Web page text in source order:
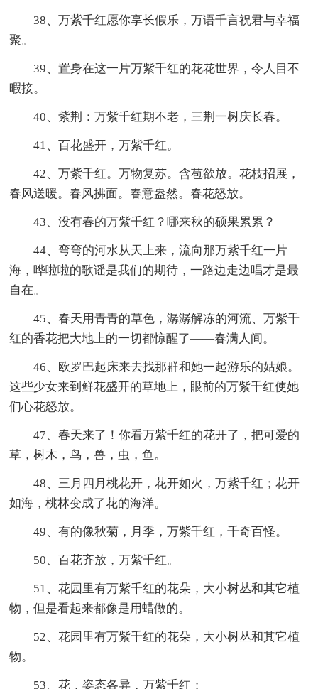
38、万紫千红愿你享长假乐，万语千言祝君与幸福
聚。
39、置身在这一片万紫千红的花花世界，令人目不
暇接。
40、紫荆：万紫千红期不老，三荆一树庆长春。
41、百花盛开，万紫千红。
42、万紫千红。万物复苏。含苞欲放。花枝招展，
春风送暖。春风拂面。春意盎然。春花怒放。
43、没有春的万紫千红？哪来秋的硕果累累？
44、弯弯的河水从天上来，流向那万紫千红一片
海，哗啦啦的歌谣是我们的期待，一路边走边唱才是最
自在。
45、春天用青青的草色，潺潺解冻的河流、万紫千
红的香花把大地上的一切都惊醒了——春满人间。
46、欧罗巴起床来去找那群和她一起游乐的姑娘。
这些少女来到鲜花盛开的草地上，眼前的万紫千红使她
们心花怒放。
47、春天来了！你看万紫千红的花开了，把可爱的
草，树木，鸟，兽，虫，鱼。
48、三月四月桃花开，花开如火，万紫千红；花开
如海，桃林变成了花的海洋。
49、有的像秋菊，月季，万紫千红，千奇百怪。
50、百花齐放，万紫千红。
51、花园里有万紫千红的花朵，大小树丛和其它植
物，但是看起来都像是用蜡做的。
52、花园里有万紫千红的花朵，大小树丛和其它植
物。
53、花，姿态各异，万紫千红；